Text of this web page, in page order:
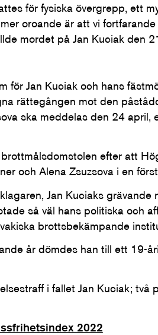
för fysiska övergrepp, ett
oroande är att vi
mordet på Jan Kuciak den
för Jan Kuciak och hans
rättegången mot den
ska meddelas den 24 april,
efter att
och Alena Zsuzsova i en
Jan Kuciaks grävande
så väl hans politiska och
brottsbekämpande
år dömdes han till ett 19-
i fallet Jan Kuciak; två
2022